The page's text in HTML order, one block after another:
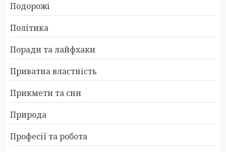
Подорожі
Політика
Поради та лайфхаки
Приватна властність
Прикмети та сни
Природа
Професії та робота